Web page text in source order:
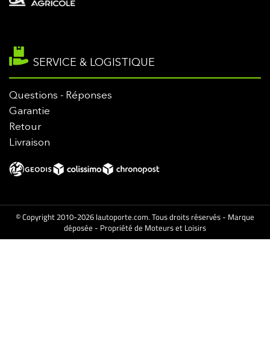
SERVICE & LOGISTIQUE
Questions - Réponses
Garantie
Retour
Livraison
© Copyright 2010-2026 lautoporte.com. Tous droits réservés - Marque
déposée - Propriété de Moteurs et Loisirs